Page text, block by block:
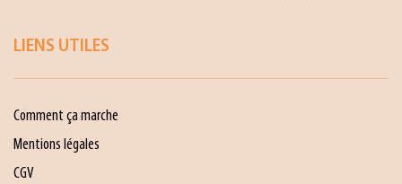
LIENS UTILES
Comment ça marche
Mentions légales
CGV